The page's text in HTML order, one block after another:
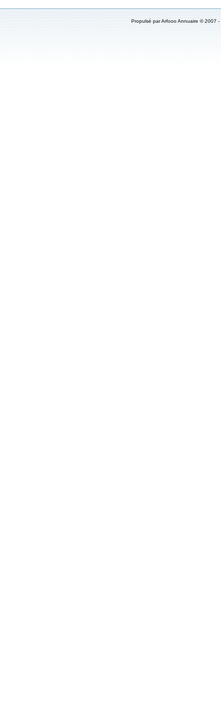
Propulsé par Arfooo Annuaire ©